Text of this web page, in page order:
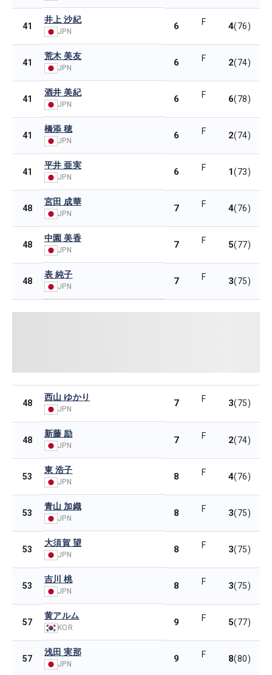
41
井上 沙紀
JPN 6 F 4(76)
41
荒木 美友
JPN 6 F 2(74)
41
酒井 美紀
JPN 6 F 6(78)
41
橋添 穂
JPN 6 F 2(74)
41
平井 亜実
JPN 6 F 1(73)
48
宮田 成華
JPN 7 F 4(76)
48
中園 美香
JPN 7 F 5(77)
48
表 純子
JPN 7 F 3(75)
48
西山 ゆかり
JPN
7 F 3(75)
48
新藤 励
JPN 7 F 2(74)
53
東 浩子
JPN 8 F 4(76)
53
青山 加織
JPN 8 F 3(75)
53
大須賀 望
JPN 8 F 3(75)
53
吉川 桃
JPN 8 F 3(75)
57
黄アルム
KOR 9 F 5(77)
57
浅田 実那
JPN 9 F 8(80)